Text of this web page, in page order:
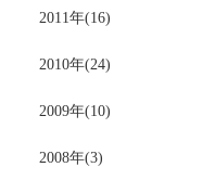
2011年(16)
2010年(24)
2009年(10)
2008年(3)